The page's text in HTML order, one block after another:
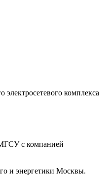
комплекса
с компанией
и энергетики Москвы.